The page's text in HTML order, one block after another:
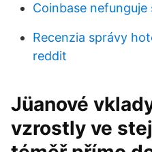
Coinbase nefunguje
Recenzia správy
reddit
Jüanové
vzrostly ve